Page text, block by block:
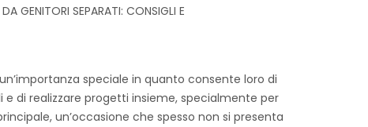
GENITORI SEPARATI: CONSIGLI E
speciale in quanto consente loro di
di realizzare progetti insieme, specialmente per
un’occasione che spesso non si presenta